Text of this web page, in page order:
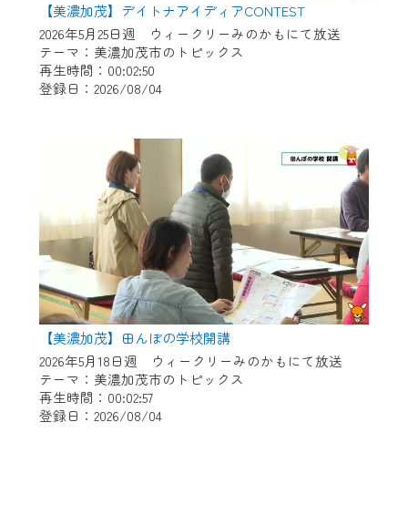
【美濃加茂】デイトナアイディアCONTEST
2026年5月25日週 ウィークリーみのかもにて放送
テーマ：美濃加茂市のトピックス
再生時間：00:02:50
登録日：2026/08/04
【美濃加茂】田んぼの学校開講
2026年5月18日週 ウィークリーみのかもにて放送
テーマ：美濃加茂市のトピックス
再生時間：00:02:57
登録日：2026/08/04